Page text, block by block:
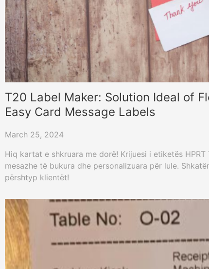
T20 Label Maker: Solution Ideal of
Easy Card Message Labels
March 25, 2024
Hiq kartat e shkruara me dorë! Krijuesi i etiketës
mesazhe të bukura dhe personalizuara për lule.
përshtyp klientët!